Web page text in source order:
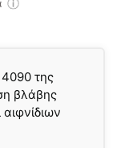
της
βλάβης